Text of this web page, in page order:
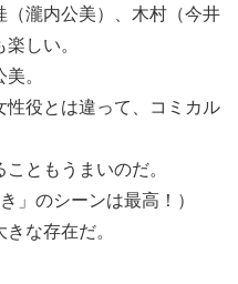
瀧内公美）、木村（今井
しい。
。
性役とは違って、コミカル
ともうまいのだ。
」のシーンは最高！）
な存在だ。